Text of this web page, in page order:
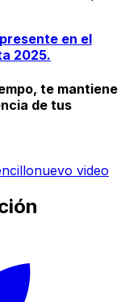
en el
2025.
te mantiene
de tus
nuevo video